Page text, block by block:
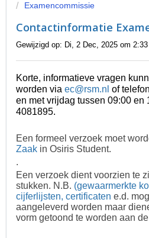
Examencommissie
Contactinformatie
Gewijzigd op: Di, 2 Dec, 2025 om 2:33
Korte, informatieve vragen
worden via ec@rsm.nl of
en met vrijdag tussen 09:00 en
4081895.
Een formeel verzoek moet
Zaak in Osiris Student.
.
Een verzoek dient voorzien te
stukken. N.B. (gewaarmerkte
cijferlijsten, certificaten e.d.
aangeleverd worden maar
vorm getoond te worden aan